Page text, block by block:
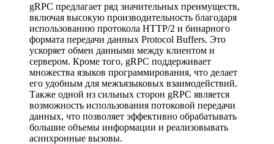
gRPC предлагает ряд значительных преимуществ,
включая высокую производительность благодаря
использованию протокола HTTP/2 и бинарного
формата передачи данных Protocol Buffers. Это
ускоряет обмен данными между клиентом и
сервером. Кроме того, gRPC поддерживает
множества языков программирования, что делает
его удобным для межъязыковых взаимодействий.
Также одной из сильных сторон gRPC является
возможность использования потоковой передачи
данных, что позволяет эффективно обрабатывать
большие объемы информации и реализовывать
асинхронные вызовы.